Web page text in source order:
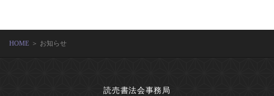
HOME ＞ お知らせ
読売書法会事務局